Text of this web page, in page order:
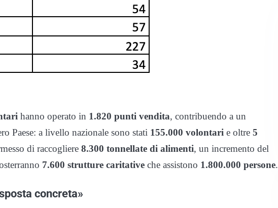
hanno operato in 1.820 punti vendita, contribuendo a un
Paese: a livello nazionale sono stati 155.000 volontari e oltre 5
di raccogliere 8.300 tonnellate di alimenti, un incremento del
7.600 strutture caritative che assistono 1.800.000 persone.
concreta»